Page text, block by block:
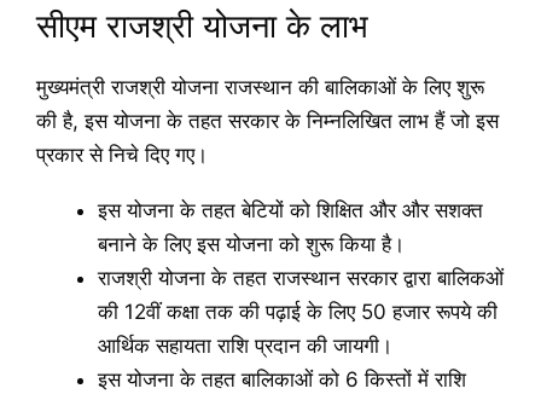
सीएम राजश्री योजना के लाभ
मुख्यमंत्री राजश्री योजना राजस्थान की बालिकाओं के लिए शुरू
की है, इस योजना के तहत सरकार के निम्नलिखित लाभ हैं जो इस
प्रकार से निचे दिए गए।
इस योजना के तहत बेटियों को शिक्षित और और सशक्त
बनाने के लिए इस योजना को शुरू किया है।
राजश्री योजना के तहत राजस्थान सरकार द्वारा बालिकओं
की 12वीं कक्षा तक की पढ़ाई के लिए 50 हजार रूपये की
आर्थिक सहायता राशि प्रदान की जायगी।
इस योजना के तहत बालिकाओं को 6 किस्तों में राशि